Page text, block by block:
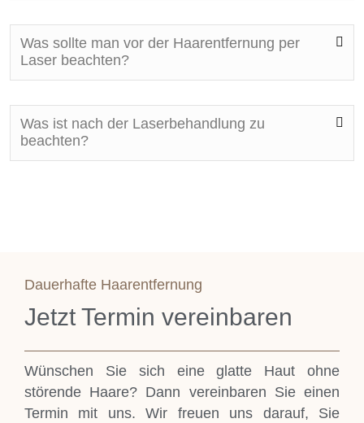
Was sollte man vor der Haarentfernung per
Laser beachten?
Was ist nach der Laserbehandlung zu
beachten?
Dauerhafte Haarentfernung
Jetzt Termin vereinbaren
Wünschen Sie sich eine glatte Haut ohne
störende Haare? Dann vereinbaren Sie einen
Termin mit uns. Wir freuen uns darauf, Sie